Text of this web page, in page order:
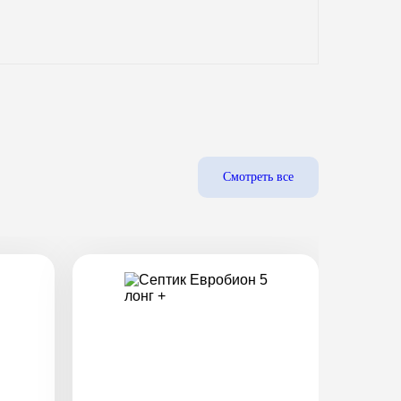
Смотреть все